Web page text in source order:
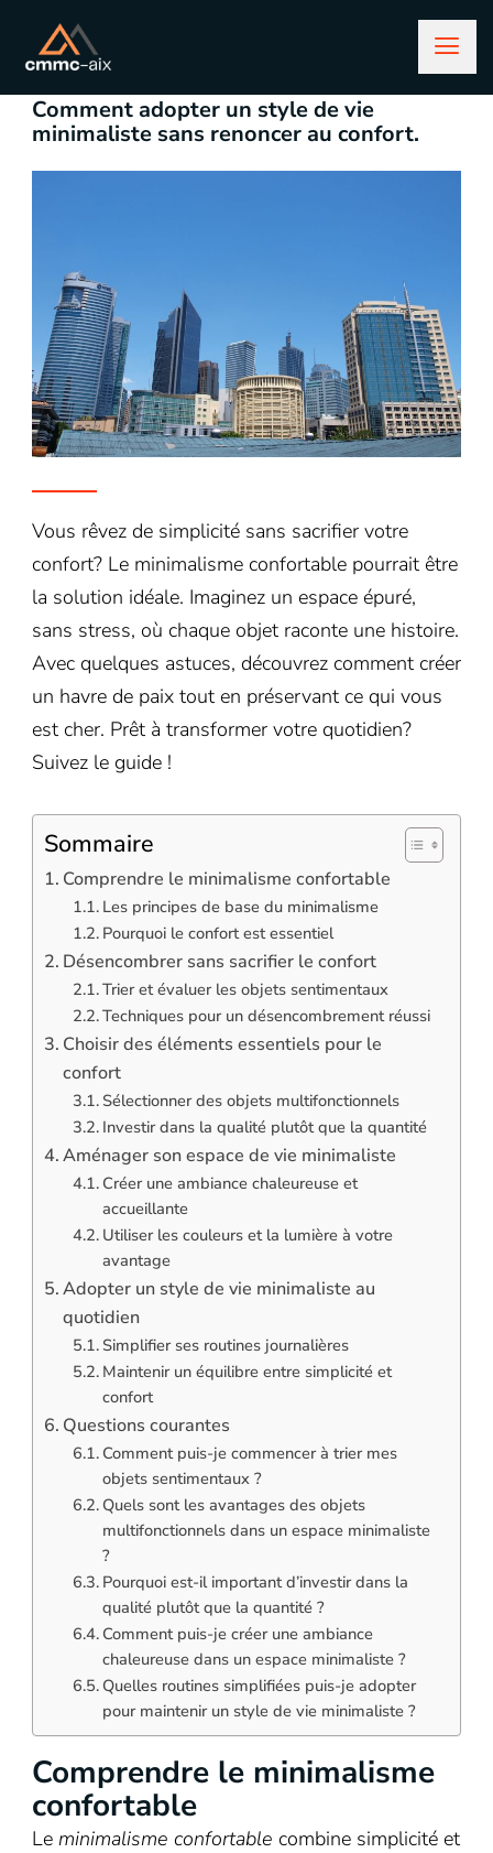
novembre 29, 2024
Comment adopter un style de vie
minimaliste sans renoncer au confort.
Vous rêvez de simplicité sans sacrifier votre
confort? Le minimalisme confortable pourrait être
la solution idéale. Imaginez un espace épuré,
sans stress, où chaque objet raconte une histoire.
Avec quelques astuces, découvrez comment créer
un havre de paix tout en préservant ce qui vous
est cher. Prêt à transformer votre quotidien?
Suivez le guide !
Sommaire
Comprendre le minimalisme confortable
Les principes de base du minimalisme
Pourquoi le confort est essentiel
Désencombrer sans sacrifier le confort
Trier et évaluer les objets sentimentaux
Techniques pour un désencombrement réussi
Choisir des éléments essentiels pour le
confort
Sélectionner des objets multifonctionnels
Investir dans la qualité plutôt que la quantité
Aménager son espace de vie minimaliste
Créer une ambiance chaleureuse et
accueillante
Utiliser les couleurs et la lumière à votre
avantage
Adopter un style de vie minimaliste au
quotidien
Simplifier ses routines journalières
Maintenir un équilibre entre simplicité et
confort
Questions courantes
Comment puis-je commencer à trier mes
objets sentimentaux ?
Quels sont les avantages des objets
multifonctionnels dans un espace minimaliste
?
Pourquoi est-il important d’investir dans la
qualité plutôt que la quantité ?
Comment puis-je créer une ambiance
chaleureuse dans un espace minimaliste ?
Quelles routines simplifiées puis-je adopter
pour maintenir un style de vie minimaliste ?
Comprendre le minimalisme
confortable
Le minimalisme confortable combine simplicité et